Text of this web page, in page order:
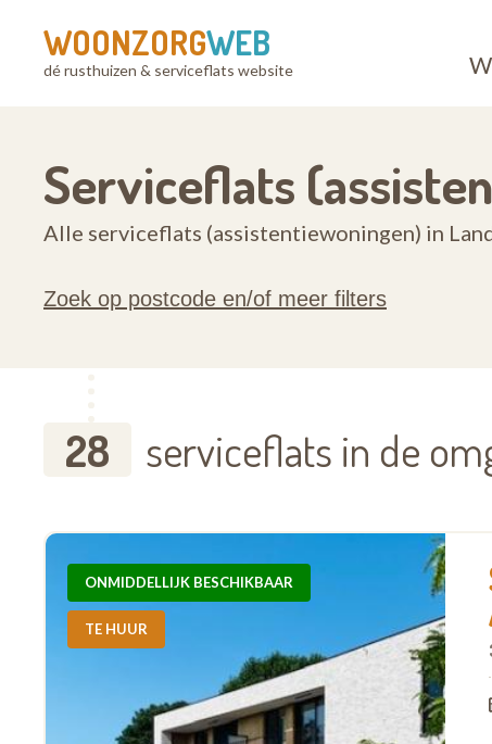
WOONZORGWEB
dé rusthuizen & serviceflats website
Serviceflats
Alle serviceflats (assistentiewoningen) in
Zoek op postcode en/of meer filters
28 serviceflats in de
ONMIDDELLIJK BESCHIKBAAR
TE HUUR